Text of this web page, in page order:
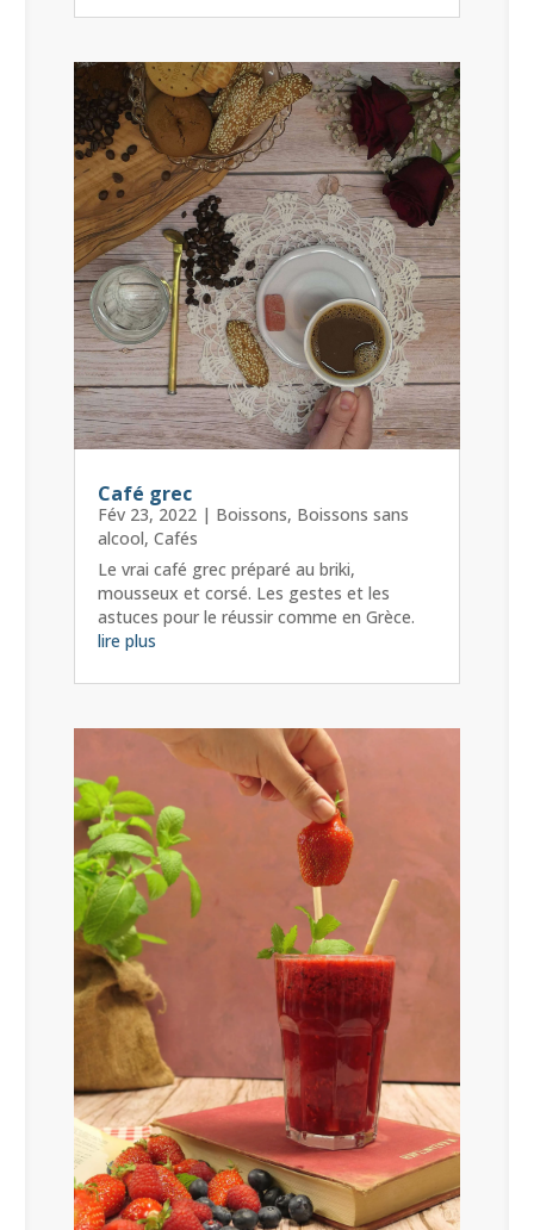
Café grec
Fév 23, 2022| Boissons, Boissons sans
alcool, Cafés
Le vrai café grec préparé au briki,
mousseux et corsé. Les gestes et les
astuces pour le réussir comme en Grèce.
lire plus